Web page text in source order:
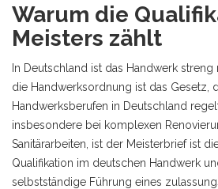
Warum die
Meisters zählt
In Deutschland ist das Handwerk streng
die Handwerksordnung ist das Gesetz,
Handwerksberufen in Deutschland
insbesondere bei komplexen
Sanitärarbeiten, ist der Meisterbrief ist
Qualifikation im deutschen Handwerk
selbstständige Führung eines